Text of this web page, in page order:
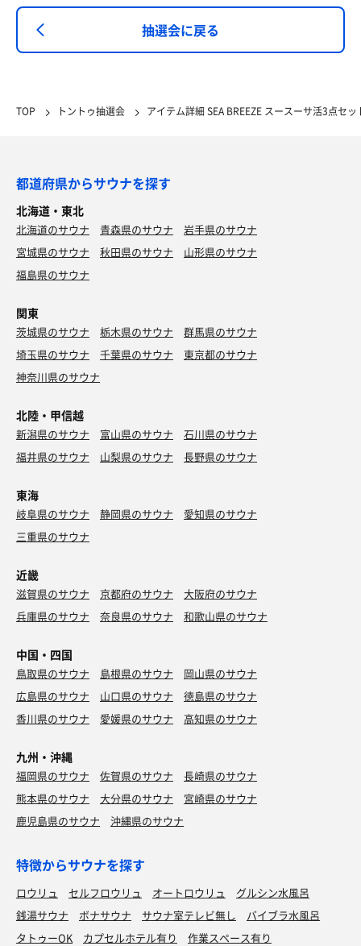
抽選会に戻る
TOP トントゥ抽選会 アイテム詳細 SEA BREEZE スースーサ活3点セッ
都道府県からサウナを探す
北海道・東北
北海道のサウナ 青森県のサウナ
岩手県のサウナ
宮城県のサウナ
秋田県のサウナ
山形県のサウナ
福島県のサウナ
関東
茨城県のサウナ 栃木県のサウナ
群馬県のサウナ
埼玉県のサウナ
千葉県のサウナ
東京都のサウナ
神奈川県のサウナ
北陸・甲信越
新潟県のサウナ 富山県のサウナ
石川県のサウナ
福井県のサウナ
山梨県のサウナ 長野県のサウナ
東海
岐阜県のサウナ 静岡県のサウナ
愛知県のサウナ
三重県のサウナ
近畿
滋賀県のサウナ 京都府のサウナ
大阪府のサウナ
兵庫県のサウナ
奈良県のサウナ 和歌山県のサウナ
中国・四国
鳥取県のサウナ 島根県のサウナ
岡山県のサウナ
広島県のサウナ
山口県のサウナ
徳島県のサウナ
香川県のサウナ
愛媛県のサウナ 高知県のサウナ
九州・沖縄
福岡県のサウナ 佐賀県のサウナ
長崎県のサウナ
熊本県のサウナ
大分県のサウナ
宮崎県のサウナ
鹿児島県のサウナ
沖縄県のサウナ
特徴からサウナを探す
ロウリュ セルフロウリュ オートロウリュ
グルシン水風呂
銭湯サウナ
ボナサウナ サウナ室テレビ無し
バイブラ水風呂
タトゥーOK
カプセルホテル有り
作業スペース有り